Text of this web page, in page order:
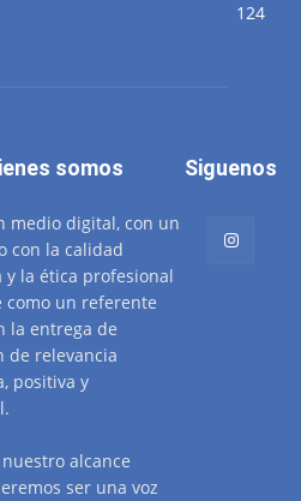
124
somos
medio digital, con un
con la calidad
y la ética profesional
como un referente
la entrega de
de relevancia
positiva y
alcance
ser una voz
Siguenos